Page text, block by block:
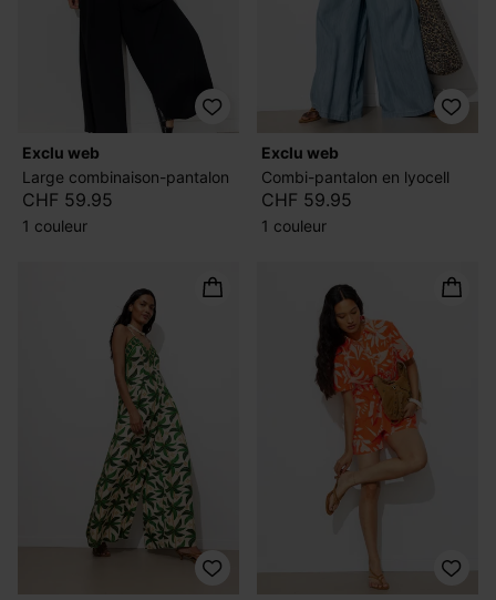
exclu web
Large combinaison-pantalon
CHF 59.95
1 couleur
exclu web
Combi-pantalon en lyocell
CHF 59.95
1 couleur